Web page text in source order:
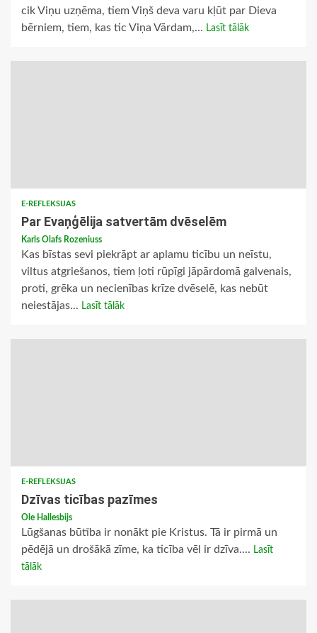
cik Viņu uzņēma, tiem Viņš deva varu kļūt par Dieva
bērniem, tiem, kas tic Viņa Vārdam,... Lasīt tālāk
E-REFLEKSIJAS
Par Evaņģēlija satvertām dvēselēm
Karls Olafs Rozeniuss
Kas bīstas sevi piekrāpt ar aplamu ticību un neīstu,
viltus atgriešanos, tiem ļoti rūpīgi jāpārdomā galvenais,
proti, grēka un necienības krīze dvēselē, kas nebūt
neiestājas... Lasīt tālāk
E-REFLEKSIJAS
Dzīvas ticības pazīmes
Ole Hallesbijs
Lūgšanas būtība ir nonākt pie Kristus. Tā ir pirmā un
pēdējā un drošākā zīme, ka ticība vēl ir dzīva.... Lasīt
tālāk